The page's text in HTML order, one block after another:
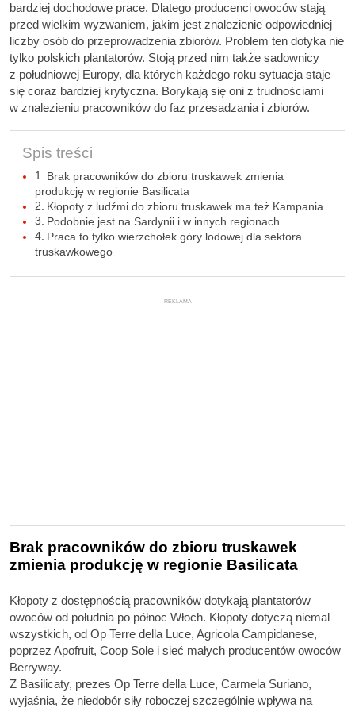
bardziej dochodowe prace. Dlatego producenci owoców stają
przed wielkim wyzwaniem, jakim jest znalezienie odpowiedniej
liczby osób do przeprowadzenia zbiorów. Problem ten dotyka nie
tylko polskich plantatorów. Stoją przed nim także sadownicy
z południowej Europy, dla których każdego roku sytuacja staje
się coraz bardziej krytyczna. Borykają się oni z trudnościami
w znalezieniu pracowników do faz przesadzania i zbiorów.
Spis treści
Brak pracowników do zbioru truskawek zmienia
produkcję w regionie Basilicata
Kłopoty z ludźmi do zbioru truskawek ma też Kampania
Podobnie jest na Sardynii i w innych regionach
Praca to tylko wierzchołek góry lodowej dla sektora
truskawkowego
REKLAMA
Brak pracowników do zbioru truskawek
zmienia produkcję w regionie Basilicata
Kłopoty z dostępnością pracowników dotykają plantatorów
owoców od południa po północ Włoch. Kłopoty dotyczą niemal
wszystkich, od Op Terre della Luce, Agricola Campidanese,
poprzez Apofruit, Coop Sole i sieć małych producentów owoców
Berryway.
Z Basilicaty, prezes Op Terre della Luce, Carmela Suriano,
wyjaśnia, że niedobór siły roboczej szczególnie wpływa na